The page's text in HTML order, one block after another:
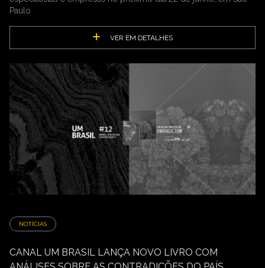
Paulo
VER EM DETALHES
NOTÍCIAS
CANAL UM BRASIL LANÇA NOVO LIVRO COM